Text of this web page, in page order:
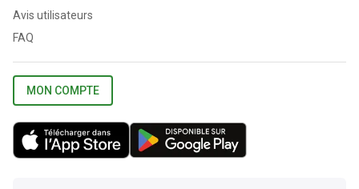
Avis utilisateurs
FAQ
MON COMPTE